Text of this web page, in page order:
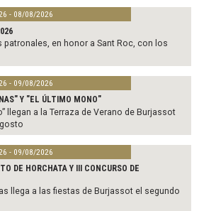
- 08/08/2026
en honor a Sant Roc, con los
- 09/08/2026
Y "EL ÚLTIMO MONO"
llegan a la Terraza de Verano de Burjassot
- 09/08/2026
DE HORCHATA Y III CONCURSO DE
llega a las fiestas de Burjassot el segundo